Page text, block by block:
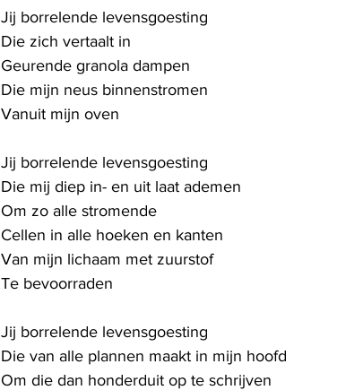
Jij borrelende levensgoesting
Die zich vertaalt in
Geurende granola dampen
Die mijn neus binnenstromen
Vanuit mijn oven
Jij borrelende levensgoesting
Die mij diep in- en uit laat ademen
Om zo alle stromende
Cellen in alle hoeken en kanten
Van mijn lichaam met zuurstof
Te bevoorraden
Jij borrelende levensgoesting
Die van alle plannen maakt in mijn hoofd
Om die dan honderduit op te schrijven